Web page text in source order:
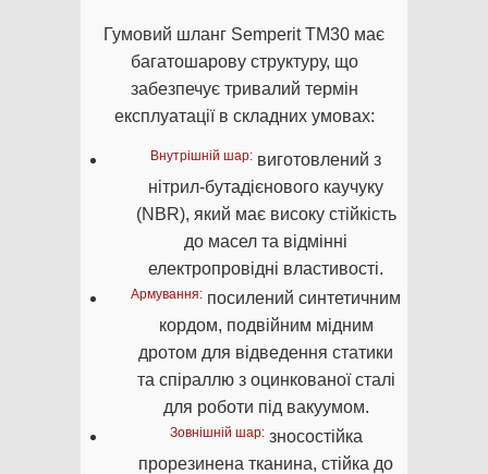
Гумовий шланг Semperit TM30 має
багатошарову структуру, що
забезпечує тривалий термін
експлуатації в складних умовах:
Внутрішній шар: виготовлений з
нітрил-бутадієнового каучуку
(NBR), який має високу стійкість
до масел та відмінні
електропровідні властивості.
Армування: посилений синтетичним
кордом, подвійним мідним
дротом для відведення статики
та спіраллю з оцинкованої сталі
для роботи під вакуумом.
Зовнішній шар:зносостійка
прорезинена тканина, стійка до